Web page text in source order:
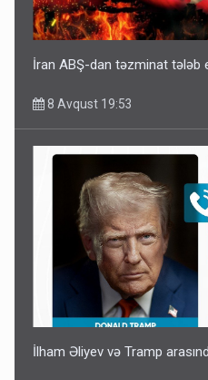
İran ABŞ-dan təzminat tələb
8 Avqust 19:53
İlham Əliyev və Tramp